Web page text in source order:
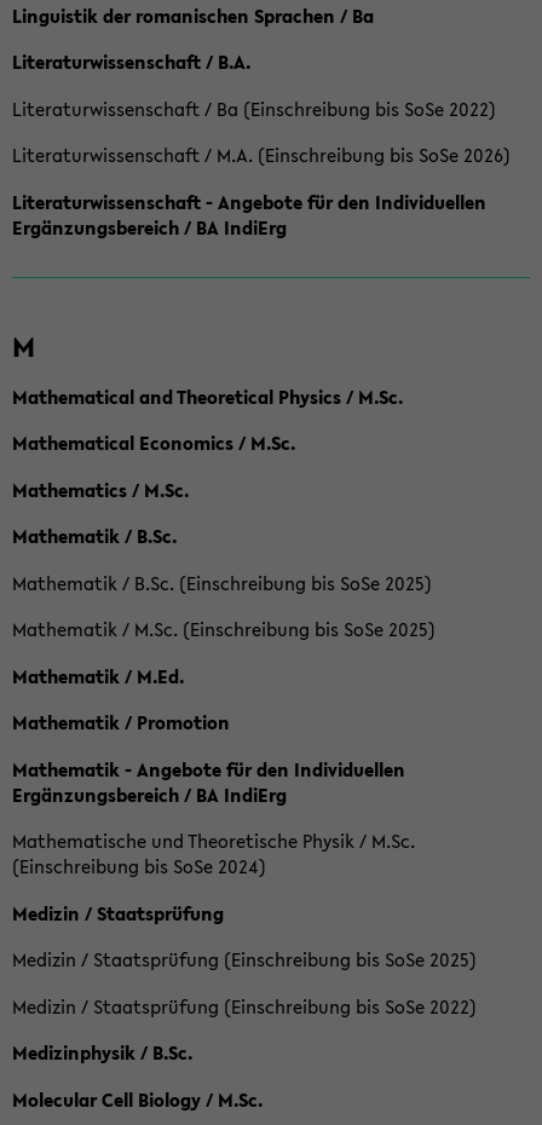
Linguistik der romanischen Sprachen / Ba
Literaturwissenschaft / B.A.
Literaturwissenschaft / Ba (Einschreibung bis SoSe 2022)
Literaturwissenschaft / M.A. (Einschreibung bis SoSe 2026)
Literaturwissenschaft - Angebote für den Individuellen
Ergänzungsbereich / BA IndiErg
M
Mathematical and Theoretical Physics / M.Sc.
Mathematical Economics / M.Sc.
Mathematics / M.Sc.
Mathematik / B.Sc.
Mathematik / B.Sc. (Einschreibung bis SoSe 2025)
Mathematik / M.Sc. (Einschreibung bis SoSe 2025)
Mathematik / M.Ed.
Mathematik / Promotion
Mathematik - Angebote für den Individuellen
Ergänzungsbereich / BA IndiErg
Mathematische und Theoretische Physik / M.Sc.
(Einschreibung bis SoSe 2024)
Medizin / Staatsprüfung
Medizin / Staatsprüfung (Einschreibung bis SoSe 2025)
Medizin / Staatsprüfung (Einschreibung bis SoSe 2022)
Medizinphysik / B.Sc.
Molecular Cell Biology / M.Sc.